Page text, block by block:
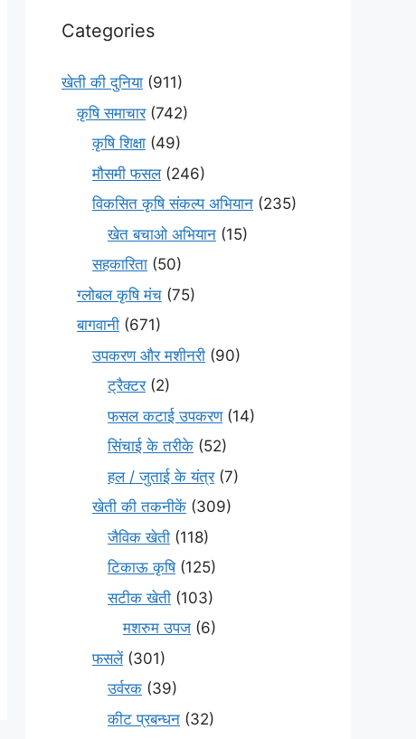
Categories
खेती की दुनिया (911)
कृषि समाचार(742)
कृषि शिक्षा (49)
मौसमी फसल(246)
विकसित कृषि संकल्प अभियान (235)
खेत बचाओ अभियान (15)
सहकारिता (50)
ग्लोबल कृषि मंच (75)
बागवानी (671)
उपकरण और मशीनरी (90)
ट्रैक्टर(2)
फसल कटाई उपकरण(14)
सिंचाई के तरीके (52)
हल / जुताई के यंत्र(7)
खेती की तकनीकें (309)
जैविक खेती (118)
टिकाऊ कृषि(125)
सटीक खेती (103)
मशरुम उपज (6)
फसलें(301)
उर्वरक (39)
कीट प्रबन्धन (32)